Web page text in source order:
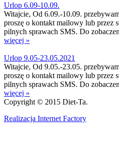
Urlop 6.09-10.09.
Witajcie, Od 6.09.-10.09.
proszę o kontakt mailowy lub przez
pilnych sprawach SMS. Do
więcej »
Urlop 9.05-23.05.2021
Witajcie, Od 9.05.-23.05.
proszę o kontakt mailowy lub przez
pilnych sprawach SMS. Do
więcej »
Copyright © 2015 Diet-Ta.
Realizacja Internet Factory